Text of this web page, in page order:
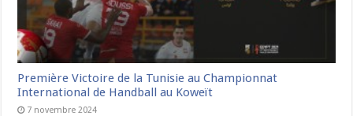
Première Victoire de la Tunisie au Championnat
International de Handball au Koweït
7 novembre 2024